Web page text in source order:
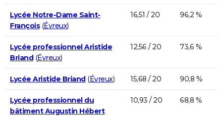
Lycée Notre-Dame Saint-
François(Évreux)
16,51 / 20 96,2 %
Lycée professionnel Aristide
Briand(Évreux)
12,56 / 20 73,6 %
Lycée Aristide Briand(Évreux) 15,68 / 20 90,8 %
Lycée professionnel du
bâtiment Augustin Hébert
10,93 / 20 68,8 %